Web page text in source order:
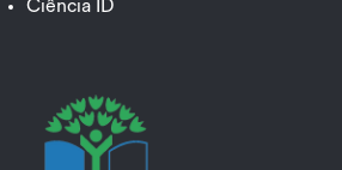
Ciência ID